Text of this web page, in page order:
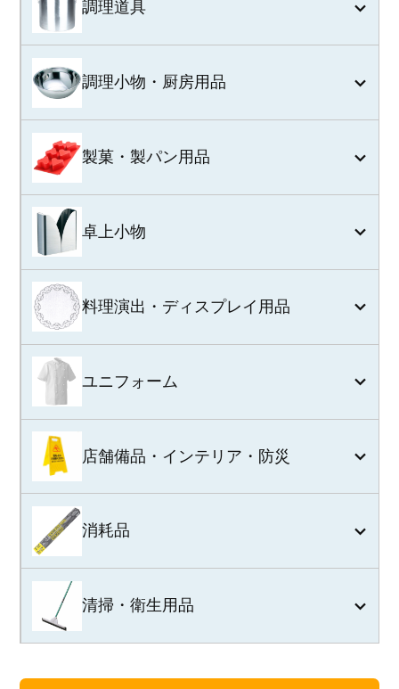
調理道具
調理小物・厨房用品
製菓・製パン用品
卓上小物
料理演出・ディスプレイ用品
ユニフォーム
店舗備品・インテリア・防災
消耗品
清掃・衛生用品